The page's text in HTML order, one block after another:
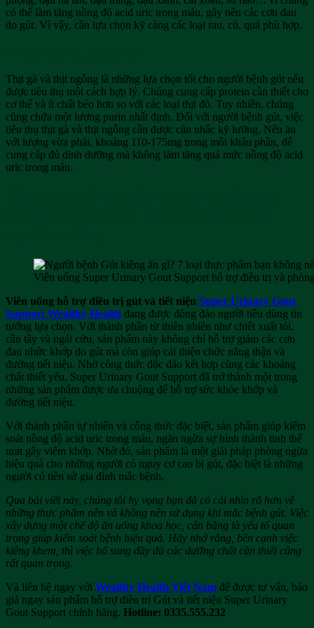
có thể làm tăng nồng độ acid uric trong máu, gây nên các cơn đau
do gút. Vì vậy, cần lựa chọn kỹ càng các loại rau, củ, quả phù hợp.
Thịt gà và thịt ngỗng là những lựa chọn tốt cho người bệnh gút nếu
được tiêu thụ một cách hợp lý. Chúng cung cấp protein cần thiết cho
cơ thể và ít chất béo hơn so với các loại thịt đỏ. Tuy nhiên, chúng
cũng chứa một lượng purin nhất định. Đối với người bệnh gút, việc
tiêu thụ thịt gà và thịt ngỗng cần được cân nhắc kỹ lưỡng. Nên ăn
với lượng vừa phải, khoảng 110-175mg trong mỗi khẩu phần, để
cung cấp đủ dinh dưỡng mà không làm tăng quá mức nồng độ acid
uric trong máu.
Viên uống Super Urinary Gout Support hỗ trợ điều trị và
Viên uống hỗ trợ điều trị gút và tiết niệu Super Urinary Gout
Support Wealthy Health đang được đông đảo người tiêu dùng tin
tưởng lựa chọn. Với thành phần từ thiên nhiên như chiết xuất tỏi,
cần tây và ngải cứu, sản phẩm này không chỉ hỗ trợ giảm các cơn
đau nhức khớp do gút mà còn giúp cải thiện chức năng thận và
đường tiết niệu. Nhờ công thức độc đáo kết hợp cùng các khoáng
chất thiết yếu, Super Urinary Gout Support đã trở thành một trong
những sản phẩm được ưa chuộng để hỗ trợ sức khỏe khớp và
đường tiết niệu.
Với thành phần tự nhiên và công thức đặc biệt, sản phẩm giúp kiểm
soát nồng độ acid uric trong máu, ngăn ngừa sự hình thành tinh thể
urat gây viêm khớp. Nhờ đó, sản phẩm là một giải pháp phòng ngừa
hiệu quả cho những người có nguy cơ cao bị gút, đặc biệt là những
người có tiền sử gia đình mắc bệnh.
Qua bài viết này, chúng tôi hy vọng bạn đã có cái nhìn rõ hơn về
những thực phẩm nên và không nên sử dụng khi mắc bệnh gút. Việc
xây dựng một chế độ ăn uống khoa học, cân bằng là yếu tố quan
trọng giúp kiểm soát bệnh hiệu quả. Hãy nhớ rằng, bên cạnh việc
kiêng khem, thì việc bổ sung đầy đủ các dưỡng chất cần thiết cũng
rất quan trọng.
Và liên hệ ngay với Wealthy Health Việt Nam để được tư vấn, báo
giá ngay sản phẩm hỗ trợ điều trị Gút và tiết niệu Super Urinary
Gout Support chính hãng. Hotline: 0335.555.232